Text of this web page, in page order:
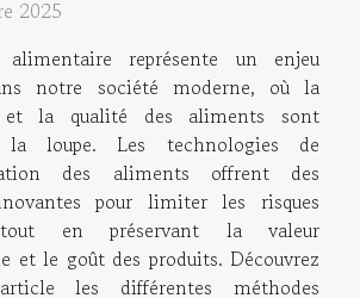
2025
représente un enjeu
notre société moderne, où la
et la qualité des aliments sont
la loupe. Les technologies de
des aliments offrent des
pour limiter les risques
tout en préservant la valeur
et le goût des produits. Découvrez
les différentes méthodes